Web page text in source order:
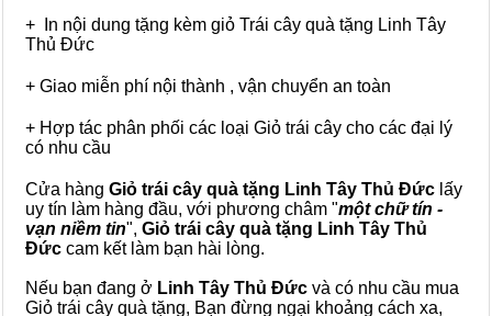
+ In nội dung tặng kèm giỏ Trái cây quà tặng Linh Tây
Thủ Đức
+ Giao miễn phí nội thành , vận chuyển an toàn
+ Hợp tác phân phối các loại Giỏ trái cây cho các đại lý
có nhu cầu
Cửa hàng Giỏ trái cây quà tặng Linh Tây Thủ Đức lấy
uy tín làm hàng đầu, với phương châm "một chữ tín -
vạn niềm tin", Giỏ trái cây quà tặng Linh Tây Thủ
Đức cam kết làm bạn hài lòng.
Nếu bạn đang ở Linh Tây Thủ Đức và có nhu cầu mua
Giỏ trái cây quà tặng, Bạn đừng ngại khoảng cách xa,